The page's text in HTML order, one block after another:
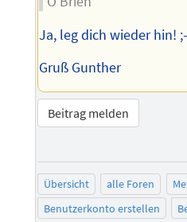
Ja, leg dich wieder hin!
Gruß Gunther
Beitrag melden
Übersicht alle Foren
Benutzerkonto erstellen